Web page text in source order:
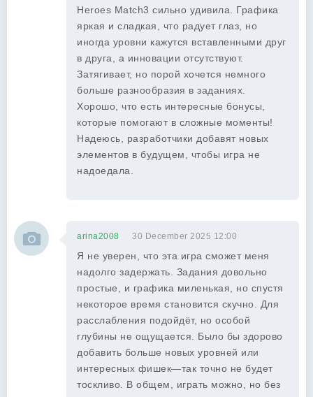
Heroes Match3 сильно удивила. Графика
яркая и сладкая, что радует глаз, но
иногда уровни кажутся вставленными друг
в друга, а инновации отсутствуют.
Затягивает, но порой хочется немного
больше разнообразия в заданиях.
Хорошо, что есть интересные бонусы,
которые помогают в сложные моменты!
Надеюсь, разработчики добавят новых
элементов в будущем, чтобы игра не
надоедала.
arina2008 30 December 2025 12:00
Я не уверен, что эта игра сможет меня
надолго задержать. Задания довольно
простые, и графика миленькая, но спустя
некоторое время становится скучно. Для
расслабления подойдёт, но особой
глубины не ощущается. Было бы здорово
добавить больше новых уровней или
интересных фишек—так точно не будет
тоскливо. В общем, играть можно, но без